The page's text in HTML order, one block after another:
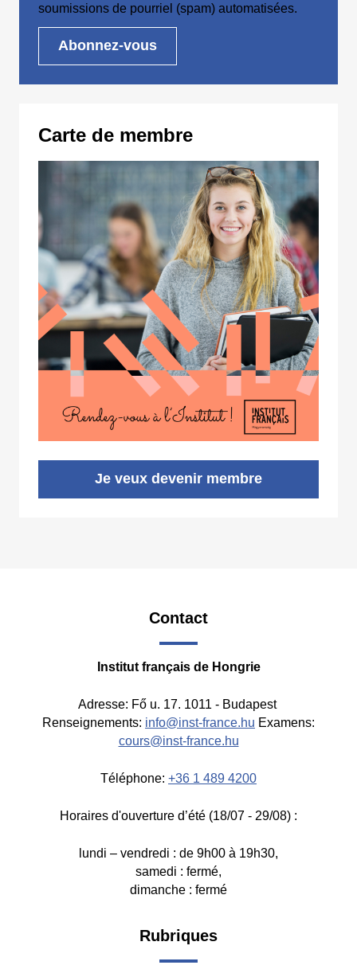
soumissions de pourriel (spam) automatisées.
Carte de membre
Je veux devenir membre
Contact
Institut français de Hongrie
Adresse: Fő u. 17. 1011 - Budapest
Renseignements: info@inst-france.hu Examens:
cours@inst-france.hu
Téléphone: +36 1 489 4200
Horaires d'ouverture d’été (18/07 - 29/08) :
lundi – vendredi : de 9h00 à 19h30,
samedi : fermé,
dimanche : fermé
Rubriques